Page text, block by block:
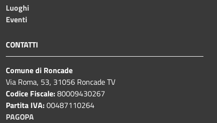
Luoghi
Eventi
CONTATTI
Comune di Roncade
Via Roma, 53, 31056 Roncade TV
Codice Fiscale:80009430267
Partita IVA:00487110264
PAGOPA